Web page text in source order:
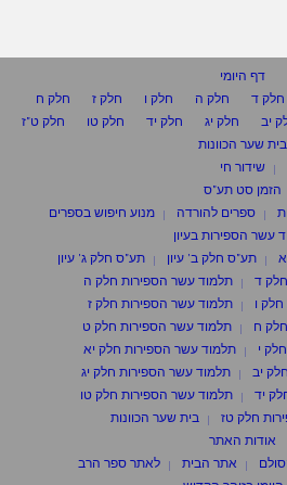
דף היומי
חלק ד חלק ה חלק ו חלק ז
חלק ח
יב חלק יג חלק יד חלק טו
חלק ט"ז
בית שער הכוונות
שידור חי
הזמן סט תע"ס
ספרים להורדה
מנוע חיפוש בספרים
עשר הספירות בעיון
תע"ס חלק ב' עיון
תע"ס חלק ג' עיון
ד
תלמוד עשר הספירות חלק ה
ו
תלמוד עשר הספירות חלק ז
ח
תלמוד עשר הספירות חלק ט
י
תלמוד עשר הספירות חלק יא
יב
תלמוד עשר הספירות חלק יג
יד
תלמוד עשר הספירות חלק טו
חלק טז
בית שער הכוונות
אודות האתר
אתר הבית
לאתר ספר הרב